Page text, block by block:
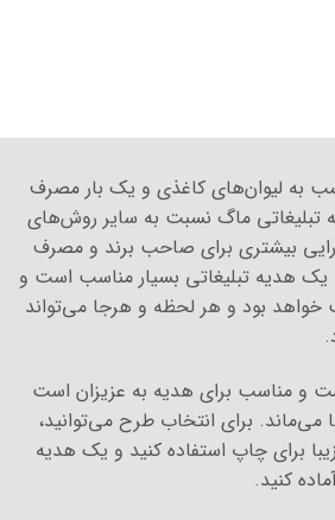
به لیوان‌های کاغذی و یک بار مصرف
تبلیغاتی ماگ نسبت به سایر روش‌های
بیشتری برای صاحب برند و مصرف
یک هدیه تبلیغاتی بسیار مناسب است و
بود و هر لحظه و هرجا می‌تواند
و مناسب برای هدیه به عزیزان است
برای انتخاب طرح می‌توانید،
برای چاپ استفاده کنید و یک هدیه
کنید.